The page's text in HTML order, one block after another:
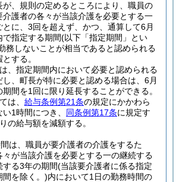
が、規則の定めるところにより、職員の
介護者の各々が当該介護を必要とする一
に、3回を超えず、かつ、通算して6月
指定する期間(以下「指定期間」とい
務しないことが相当であると認められる
する。
、指定期間内において必要と認められる
し、町長が特に必要と認める場合は、6月
間を1回に限り延長することができる。
は、 給与条例第21条の規定にかかわら
1時間につき、 同条例第17条に規定す
の給与額を減額する。
は、職員が要介護者の介護をするた
が当該介護を必要とする一の継続する
る3年の期間(当該要介護者に係る指定
間を除く。)内において1日の勤務時間の